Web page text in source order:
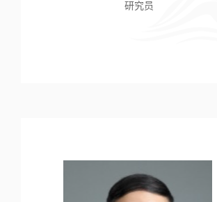
研究员